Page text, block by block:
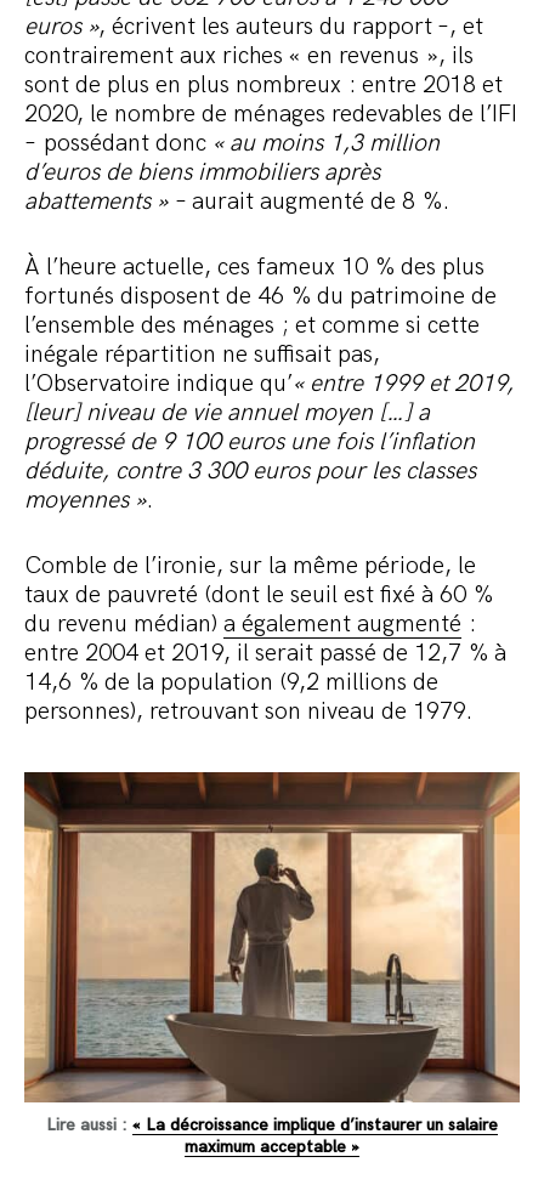
euros», écrivent les auteurs du rapport –, et
contrairement aux riches « en revenus », ils
sont de plus en plus nombreux : entre 2018 et
2020, le nombre de ménages redevables de l’IFI
– possédant donc « au moins 1,3 million
d’euros de biens immobiliers après
abattements »– aurait augmenté de 8 %.
À l’heure actuelle, ces fameux 10 % des plus
fortunés disposent de 46 % du patrimoine de
l’ensemble des ménages ; et comme si cette
inégale répartition ne suffisait pas,
l’Observatoire indique qu’« entre 1999 et 2019,
[leur] niveau de vie annuel moyen […] a
progressé de 9100 euros une fois l’inflation
déduite, contre 3 300 euros pour les classes
moyennes ».
Comble de l’ironie, sur la même période, le
taux de pauvreté (dont le seuil est fixé à 60 %
du revenu médian) a également augmenté :
entre 2004 et 2019, il serait passé de 12,7 % à
14,6 % de la population (9,2 millions de
personnes), retrouvant son niveau de 1979.
Lire aussi : « La décroissance implique d’instaurer un salaire
maximum acceptable »